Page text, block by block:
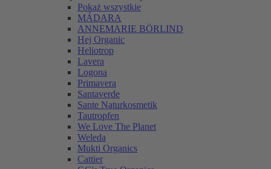
Pokaż wszystkie
MÁDARA
ANNEMARIE BÖRLIND
Hej Organic
Heliotrop
Lavera
Logona
Primavera
Santaverde
Sante Naturkosmetik
Tautropfen
We Love The Planet
Weleda
Mukti Organics
Cattier